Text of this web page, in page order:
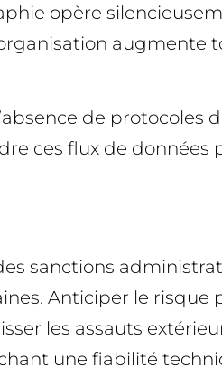
opère
augmente
de protocoles
ces flux de données
sanctions
Anticiper le risque
les assauts
une fiabilité